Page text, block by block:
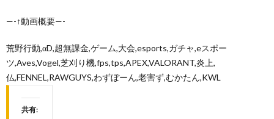
—-↑動画概要—-
荒野行動,αD,超無課金,ゲーム,大会,esports,ガチャ,eスポー
ツ,Aves,Vogel,芝刈り機,fps,tps,APEX,VALORANT,炎上,
仏,FENNEL,RAWGUYS,わずぼーん,老害ず,むかたん,KWL
共有: